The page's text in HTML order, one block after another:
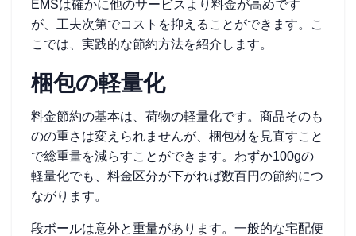
EMSは確かに他のサービスより料金が高めです
が、工夫次第でコストを抑えることができます。こ
こでは、実践的な節約方法を紹介します。
梱包の軽量化
料金節約の基本は、荷物の軽量化です。商品そのも
のの重さは変えられませんが、梱包材を見直すこと
で総重量を減らすことができます。わずか100gの
軽量化でも、料金区分が下がれば数百円の節約につ
ながります。
段ボールは意外と重量があります。一般的な宅配便